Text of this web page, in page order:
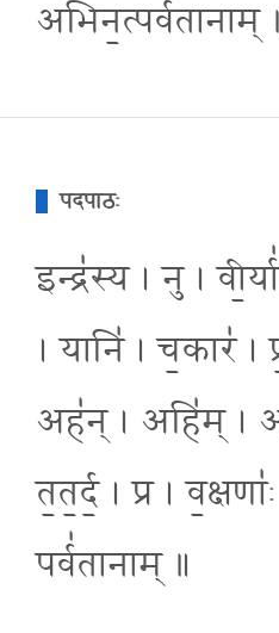
अभिन॒त्पर्व॑तानाम्
पदपाठः
इन्द्र॑स्य । नु ।
। यानि॑ । च॒कार॑ ।
अह॑न् । अहि॑म् ।
त॒त॒र्द॒ । प्र ।
पर्व॑तानाम् ॥